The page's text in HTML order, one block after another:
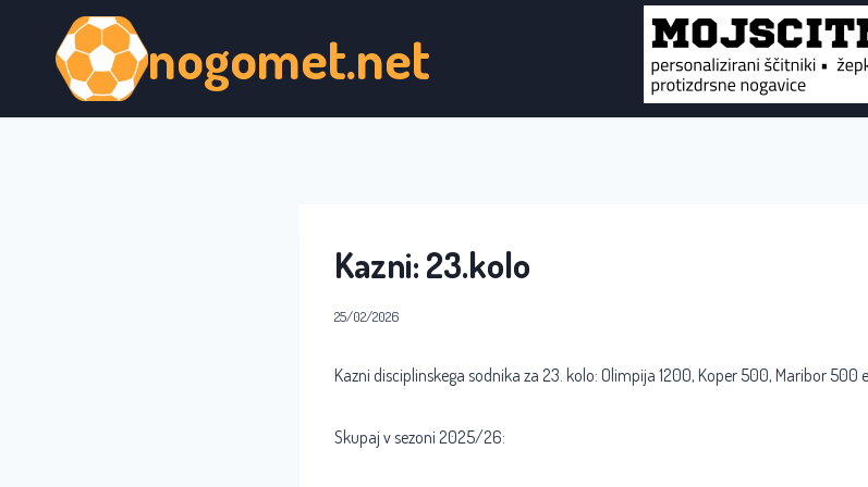
nogomet.net
Kazni: 23.kolo
25/02/2026
Kazni disciplinskega sodnika za 23. kolo: Olimpija 1200, Koper 500, Maribor 500
Skupaj v sezoni 2025/26: